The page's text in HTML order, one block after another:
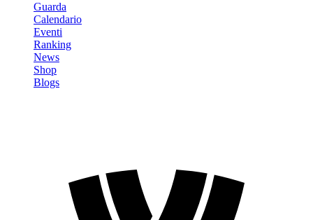
Guarda
Calendario
Eventi
Ranking
News
Shop
Blogs